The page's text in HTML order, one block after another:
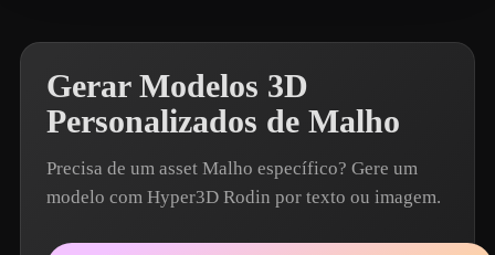
Gerar Modelos 3D
Personalizados de Malho
Precisa de um asset Malho específico? Gere um
modelo com Hyper3D Rodin por texto ou imagem.